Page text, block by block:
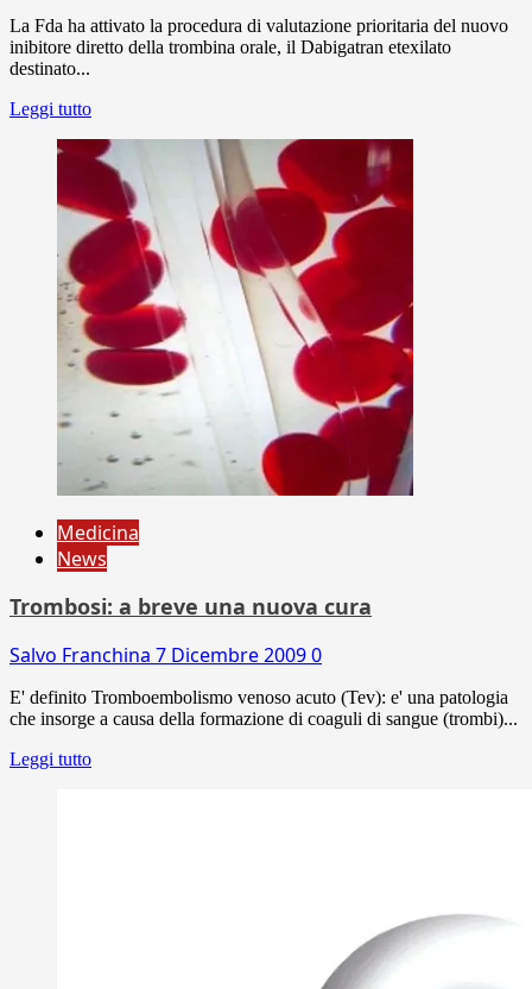
La Fda ha attivato la procedura di valutazione prioritaria del nuovo
inibitore diretto della trombina orale, il Dabigatran etexilato
destinato...
Leggi tutto
Medicina
News
Trombosi: a breve una nuova cura
Salvo Franchina 7 Dicembre 20090
E' definito Tromboembolismo venoso acuto (Tev): e' una patologia
che insorge a causa della formazione di coaguli di sangue (trombi)...
Leggi tutto